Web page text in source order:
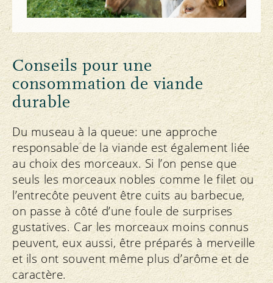
Conseils pour une
consommation de viande
durable
Du museau à la queue: une approche
responsable de la viande est également liée
au choix des morceaux. Si l’on pense que
seuls les morceaux nobles comme le filet ou
l’entrecôte peuvent être cuits au barbecue,
on passe à côté d’une foule de surprises
gustatives. Car les morceaux moins connus
peuvent, eux aussi, être préparés à merveille
et ils ont souvent même plus d’arôme et de
caractère.